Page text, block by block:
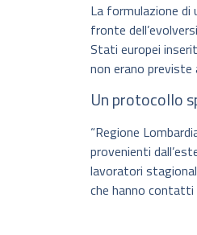
La formulazione di
fronte
Stati europei
non erano
Un protocollo
“Regione
provenienti
lavoratori
che hanno contatti